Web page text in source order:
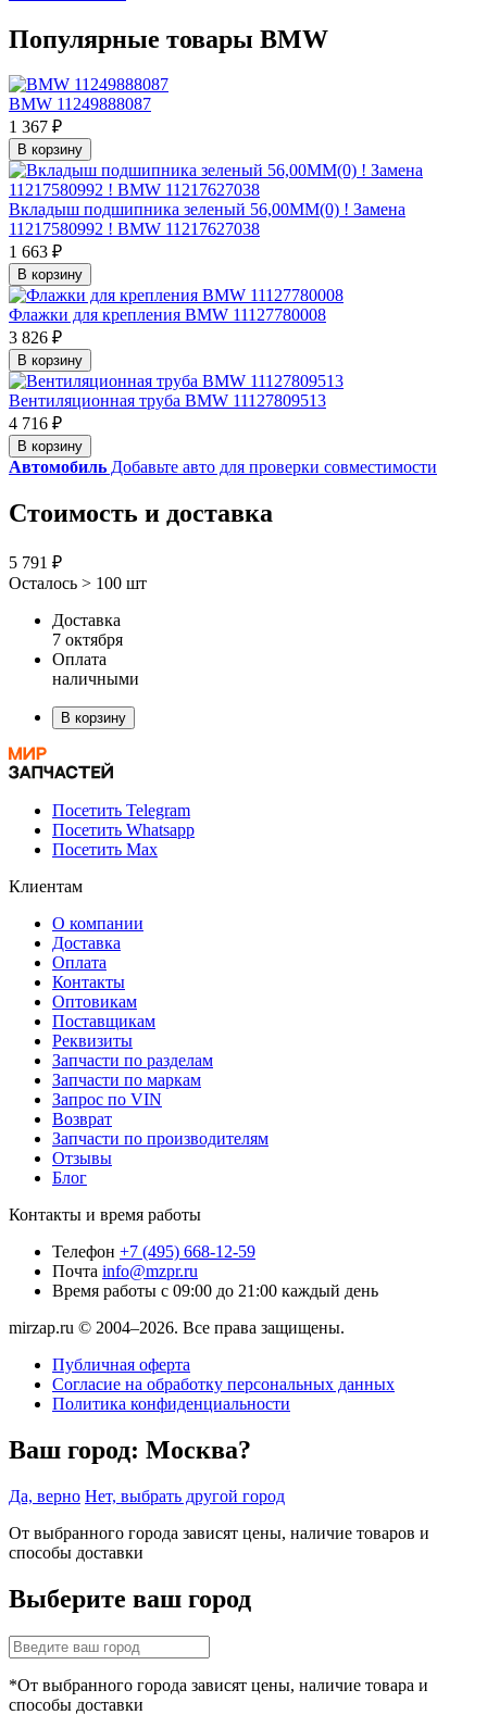
Популярные товары BMW
BMW 11249888087
1 367 ₽
В корзину
Вкладыш подшипника зеленый 56,00MM(0) ! Замена
11217580992 ! BMW 11217627038
1 663 ₽
В корзину
Флажки для крепления BMW 11127780008
3 826 ₽
В корзину
Вентиляционная труба BMW 11127809513
4 716 ₽
В корзину
Автомобиль Добавьте авто для проверки совместимости
Стоимость и доставка
5 791 ₽
Осталось > 100 шт
Доставка
7 октября
Оплата
наличными
В корзину
Посетить Telegram
Посетить Whatsapp
Посетить Max
Клиентам
О компании
Доставка
Оплата
Контакты
Оптовикам
Поставщикам
Реквизиты
Запчасти по разделам
Запчасти по маркам
Запрос по VIN
Возврат
Запчасти по производителям
Отзывы
Блог
Контакты и время работы
Телефон +7 (495) 668-12-59
Почта info@mzpr.ru
Время работы с 09:00 до 21:00 каждый день
mirzap.ru © 2004–2026. Все права защищены.
Публичная оферта
Согласие на обработку персональных данных
Политика конфиденциальности
Ваш город: Москва?
Да, верно Нет, выбрать другой город
От выбранного города зависят цены, наличие товаров и
способы доставки
Выберите ваш город
*От выбранного города зависят цены, наличие товара и
способы доставки